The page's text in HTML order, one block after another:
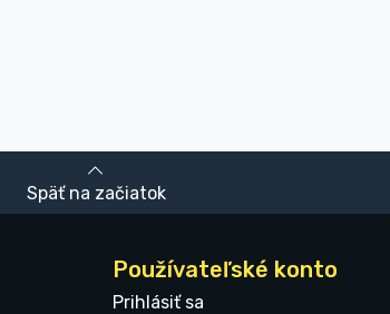
Späť na začiatok
Používateľské konto
Prihlásiť sa